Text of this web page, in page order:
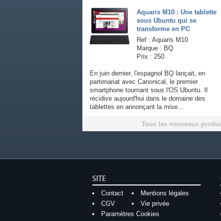
Aquaris M10 : Une tablette
sous Ubuntu qui se
transforme en PC
Ref : Aquaris M10
Marque : BQ
Prix : 250
En juin dernier, l'espagnol BQ lançait, en
partenariat avec Canonical, le premier
smartphone tournant sous l'OS Ubuntu. Il
récidive aujourd'hui dans le domaine des
tablettes en annonçant la mise...
Tous les nouveaux
SITE
Contact
Mentions légales
CGV
Vie privée
Paramètres Cookies